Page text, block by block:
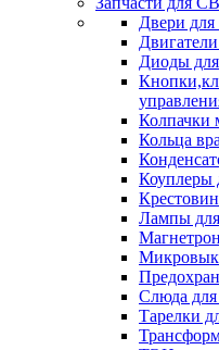
Двери
Диоды
Колпачки
Кольца
Коуплеры
Лампы
Слюда
Тарелки